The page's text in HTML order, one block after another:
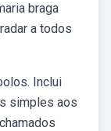
braga
a todos
Inclui
simples aos